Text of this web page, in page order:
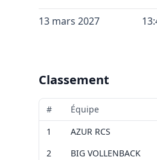
Leaflet
+
13 mars 2027
−
Classement
# Équipe
1
AZUR RCS
2
BIG VOLLENBACK